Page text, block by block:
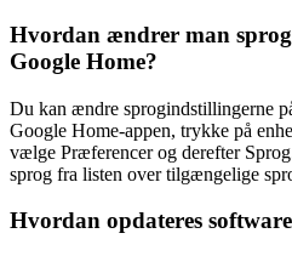
Hvordan ændrer man
Google Home?
Du kan ændre sprogindstillingerne
Google Home-appen, trykke på
vælge Præferencer og derefter
sprog fra listen over tilgængelige
Hvordan opdateres